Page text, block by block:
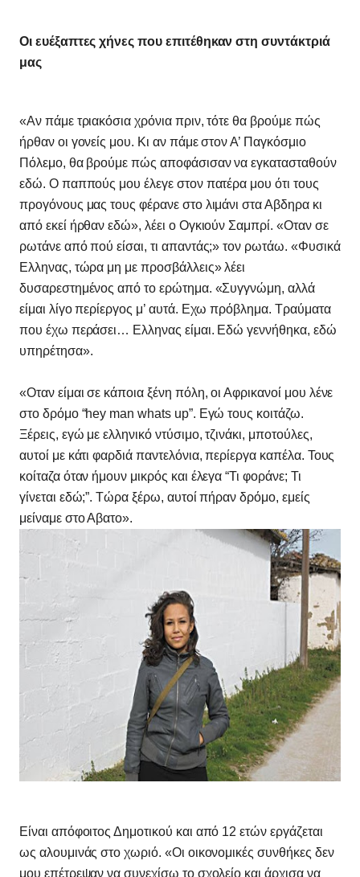
Οι ευέξαπτες χήνες που επιτέθηκαν στη συντάκτριά
μας
«Αν πάμε τριακόσια χρόνια πριν, τότε θα βρούμε πώς
ήρθαν οι γονείς μου. Κι αν πάμε στον Α’ Παγκόσμιο
Πόλεμο, θα βρούμε πώς αποφάσισαν να εγκατασταθούν
εδώ. Ο παππούς μου έλεγε στον πατέρα μου ότι τους
προγόνους μας τους φέρανε στο λιμάνι στα Αβδηρα κι
από εκεί ήρθαν εδώ», λέει ο Ογκιούν Σαμπρί. «Οταν σε
ρωτάνε από πού είσαι, τι απαντάς;» τον ρωτάω. «Φυσικά
Ελληνας, τώρα μη με προσβάλλεις» λέει
δυσαρεστημένος από το ερώτημα. «Συγγνώμη, αλλά
είμαι λίγο περίεργος μ’ αυτά. Εχω πρόβλημα. Τραύματα
που έχω περάσει… Ελληνας είμαι. Εδώ γεννήθηκα, εδώ
υπηρέτησα».
«Οταν είμαι σε κάποια ξένη πόλη, οι Αφρικανοί μου λένε
στο δρόμο “hey man whats up”. Εγώ τους κοιτάζω.
Ξέρεις, εγώ με ελληνικό ντύσιμο, τζινάκι, μποτούλες,
αυτοί με κάτι φαρδιά παντελόνια, περίεργα καπέλα. Τους
κοίταζα όταν ήμουν μικρός και έλεγα “Τι φοράνε; Τι
γίνεται εδώ;”. Τώρα ξέρω, αυτοί πήραν δρόμο, εμείς
μείναμε στο Αβατο».
Είναι απόφοιτος Δημοτικού και από 12 ετών εργάζεται
ως αλουμινάς στο χωριό. «Οι οικονομικές συνθήκες δεν
μου επέτρεψαν να συνεχίσω το σχολείο και άρχισα να